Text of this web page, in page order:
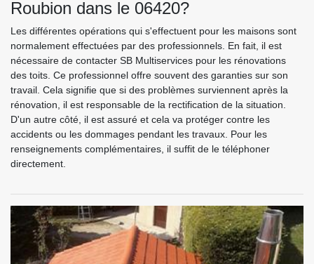
Roubion dans le 06420?
Les différentes opérations qui s'effectuent pour les maisons sont
normalement effectuées par des professionnels. En fait, il est
nécessaire de contacter SB Multiservices pour les rénovations
des toits. Ce professionnel offre souvent des garanties sur son
travail. Cela signifie que si des problèmes surviennent après la
rénovation, il est responsable de la rectification de la situation.
D'un autre côté, il est assuré et cela va protéger contre les
accidents ou les dommages pendant les travaux. Pour les
renseignements complémentaires, il suffit de le téléphoner
directement.